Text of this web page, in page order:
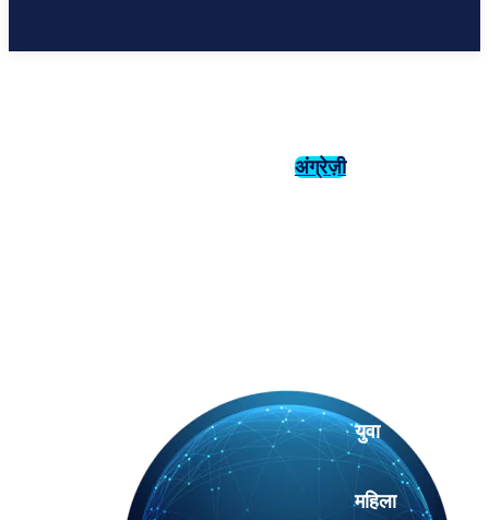
अंग्रेज़ी
युवा
महिला